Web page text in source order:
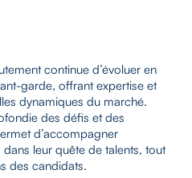
continue d’évoluer en
garde, offrant expertise et
dynamiques du marché.
des défis et des
d’accompagner
leur quête de talents, tout
des candidats.